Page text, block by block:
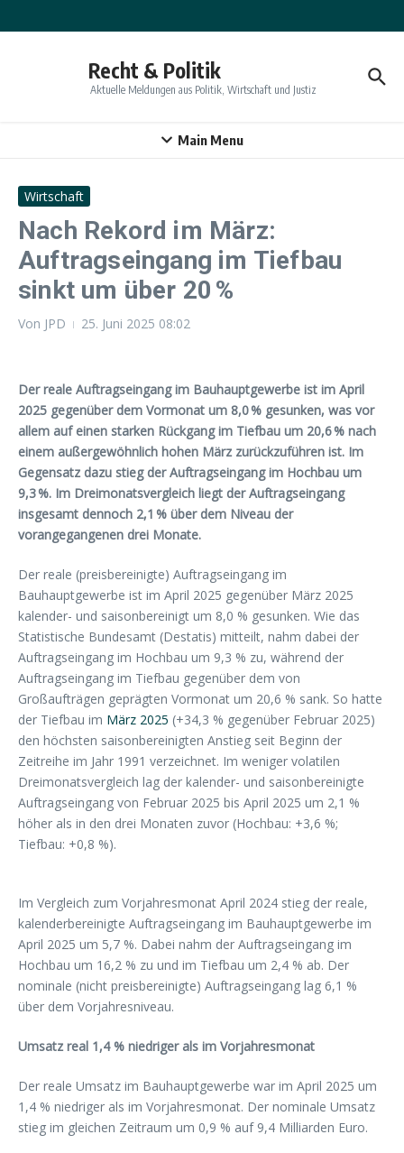
Recht & Politik
Aktuelle Meldungen aus Politik, Wirtschaft und Justiz
Main Menu
Wirtschaft
Nach Rekord im März:
Auftragseingang im Tiefbau
sinkt um über 20 %
Von JPD 25. Juni 2025 08:02
Der reale Auftragseingang im Bauhauptgewerbe ist im April
2025 gegenüber dem Vormonat um 8,0 % gesunken, was vor
allem auf einen starken Rückgang im Tiefbau um 20,6 % nach
einem außergewöhnlich hohen März zurückzuführen ist. Im
Gegensatz dazu stieg der Auftragseingang im Hochbau um
9,3 %. Im Dreimonatsvergleich liegt der Auftragseingang
insgesamt dennoch 2,1 % über dem Niveau der
vorangegangenen drei Monate.
Der reale (preisbereinigte) Auftragseingang im
Bauhauptgewerbe ist im April 2025 gegenüber März 2025
kalender- und saisonbereinigt um 8,0 % gesunken. Wie das
Statistische Bundesamt (Destatis) mitteilt, nahm dabei der
Auftragseingang im Hochbau um 9,3 % zu, während der
Auftragseingang im Tiefbau gegenüber dem von
Großaufträgen geprägten Vormonat um 20,6 % sank. So hatte
der Tiefbau im März 2025 (+34,3 % gegenüber Februar 2025)
den höchsten saisonbereinigten Anstieg seit Beginn der
Zeitreihe im Jahr 1991 verzeichnet. Im weniger volatilen
Dreimonatsvergleich lag der kalender- und saisonbereinigte
Auftragseingang von Februar 2025 bis April 2025 um 2,1 %
höher als in den drei Monaten zuvor (Hochbau: +3,6 %;
Tiefbau: +0,8 %).
Im Vergleich zum Vorjahresmonat April 2024 stieg der reale,
kalenderbereinigte Auftragseingang im Bauhauptgewerbe im
April 2025 um 5,7 %. Dabei nahm der Auftragseingang im
Hochbau um 16,2 % zu und im Tiefbau um 2,4 % ab. Der
nominale (nicht preisbereinigte) Auftragseingang lag 6,1 %
über dem Vorjahresniveau.
Umsatz real 1,4 % niedriger als im Vorjahresmonat
Der reale Umsatz im Bauhauptgewerbe war im April 2025 um
1,4 % niedriger als im Vorjahresmonat. Der nominale Umsatz
stieg im gleichen Zeitraum um 0,9 % auf 9,4 Milliarden Euro.